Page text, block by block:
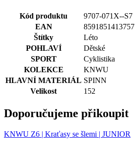
Kód produktu
9707-071X--S7
EAN
8591851413757
Štítky
Léto
POHLAVÍ
Dětské
SPORT
Cyklistika
KOLEKCE
KNWU
HLAVNÍ MATERIÁL SPINN
Velikost
152
Doporučujeme přikoupit
KNWU Z6 | Kraťasy se šlemi | JUNIOR